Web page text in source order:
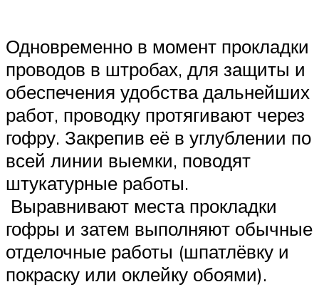
Одновременно в момент прокладки
проводов в штробах, для защиты и
обеспечения удобства дальнейших
работ, проводку протягивают через
гофру. Закрепив её в углублении по
всей линии выемки, поводят
штукатурные работы.
Выравнивают места прокладки
гофры и затем выполняют обычные
отделочные работы (шпатлёвку и
покраску или оклейку обоями).